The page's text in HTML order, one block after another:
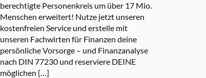
berechtigte Personenkreis um über 17 Mio.
Menschen erweitert! Nutze jetzt unseren
kostenfreien Service und erstelle mit
unseren Fachwirten für Finanzen deine
persönliche Vorsorge – und Finanzanalyse
nach DIN 77230 und reserviere DEINE
möglichen […]